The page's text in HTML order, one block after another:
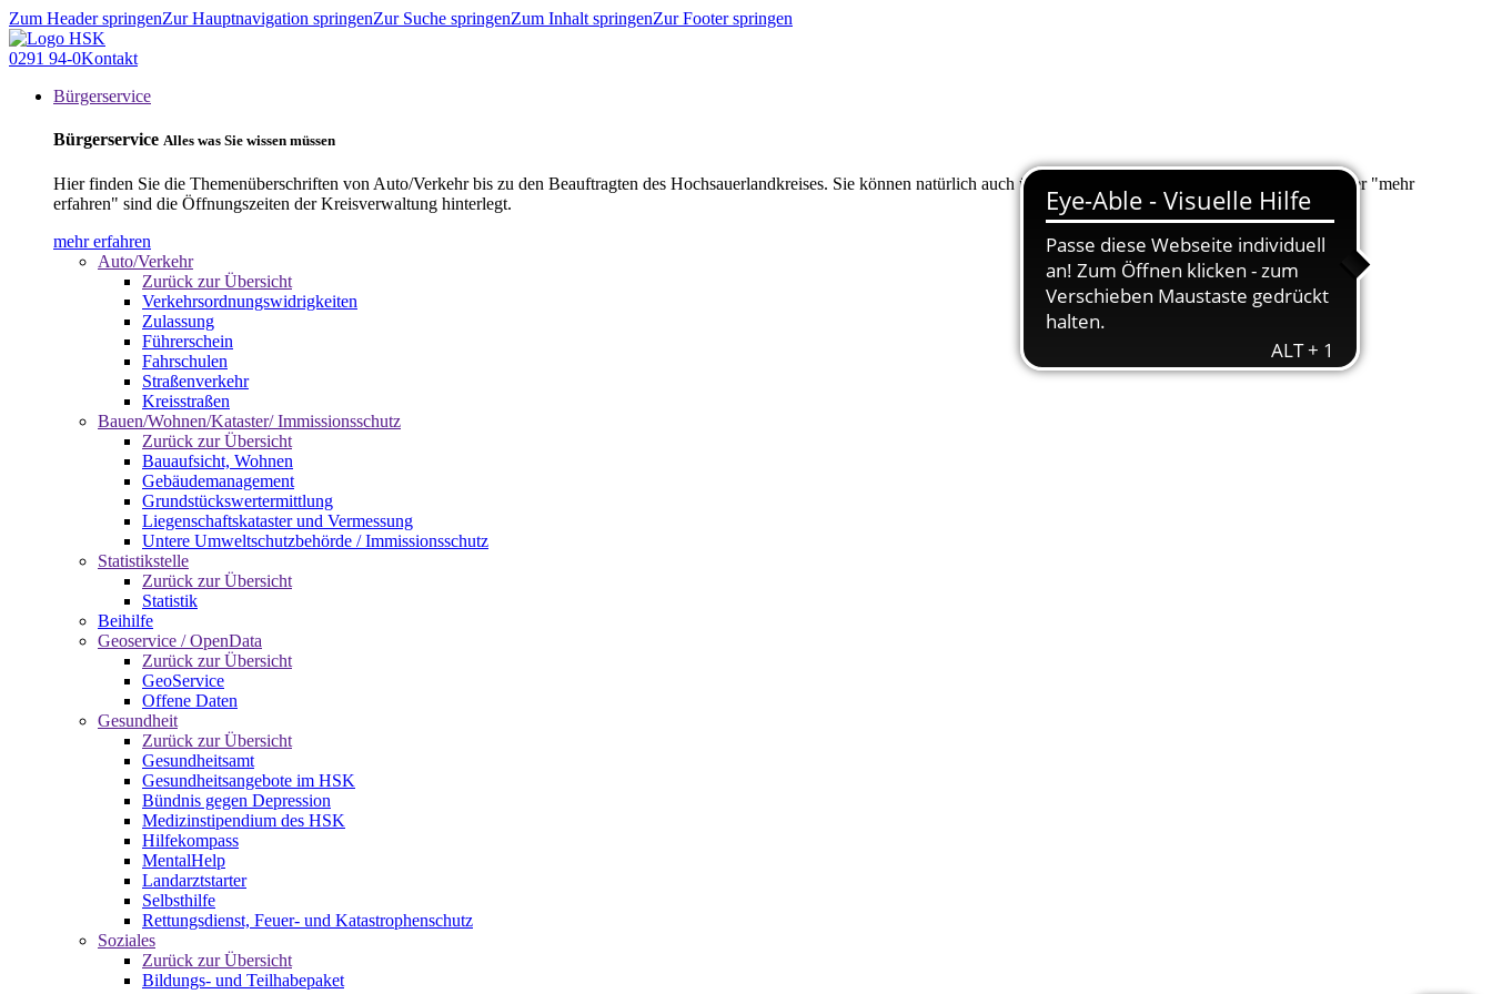
Zum Header springenZur Hauptnavigation springenZur Suche springenZum Inhalt springenZur Footer springen
0291 94-0Kontakt
Bürgerservice
Bürgerservice Alles was Sie wissen müssen
Hier finden Sie die Themenüberschriften von Auto/Verkehr bis zu den Beauftragten des Hochsauerlandkreises. Sie können natürlich auch über "Suche" nach Ihrem Anliegen suchen. Unter "mehr
erfahren" sind die Öffnungszeiten der Kreisverwaltung hinterlegt.
mehr erfahren
Auto/Verkehr
Zurück zur Übersicht
Verkehrsordnungswidrigkeiten
Zulassung
Führerschein
Fahrschulen
Straßenverkehr
Kreisstraßen
Bauen/Wohnen/Kataster/ Immissionsschutz
Zurück zur Übersicht
Bauaufsicht, Wohnen
Gebäudemanagement
Grundstückswertermittlung
Liegenschaftskataster und Vermessung
Untere Umweltschutzbehörde / Immissionsschutz
Statistikstelle
Zurück zur Übersicht
Statistik
Beihilfe
Geoservice / OpenData
Zurück zur Übersicht
GeoService
Offene Daten
Gesundheit
Zurück zur Übersicht
Gesundheitsamt
Gesundheitsangebote im HSK
Bündnis gegen Depression
Medizinstipendium des HSK
Hilfekompass
MentalHelp
Landarztstarter
Selbsthilfe
Rettungsdienst, Feuer- und Katastrophenschutz
Soziales
Zurück zur Übersicht
Bildungs- und Teilhabepaket